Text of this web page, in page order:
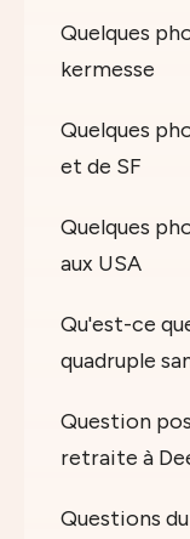
Quelques
kermesse
Quelques
et de SF
Quelques
aux USA
Qu'est-ce
quadruple
Question
retraite à
Questions